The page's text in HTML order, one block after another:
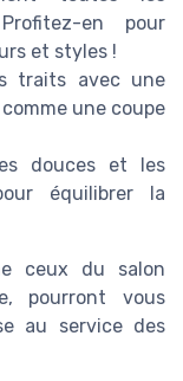
en pour
et styles !
traits avec une
une coupe
douces et les
équilibrer la
ceux du salon
pourront vous
au service des